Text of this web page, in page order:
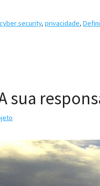
cyber security,privacidade,
sua